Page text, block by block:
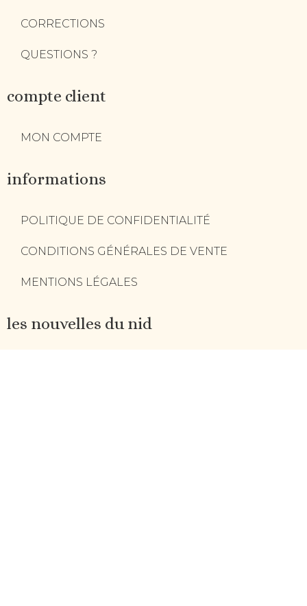
CORRECTIONS
QUESTIONS ?
compte client
MON COMPTE
informations
POLITIQUE DE CONFIDENTIALITÉ
CONDITIONS GÉNÉRALES DE VENTE
MENTIONS LÉGALES
les nouvelles du nid